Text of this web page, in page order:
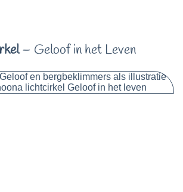
– Geloof in het Leven